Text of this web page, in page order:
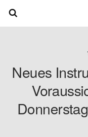
Neues